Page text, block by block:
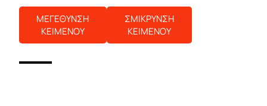
ΜΕΓΕΘΥΝΣΗ
ΚΕΙΜΕΝΟΥ
ΣΜΙΚΡΥΝΣΗ
ΚΕΙΜΕΝΟΥ